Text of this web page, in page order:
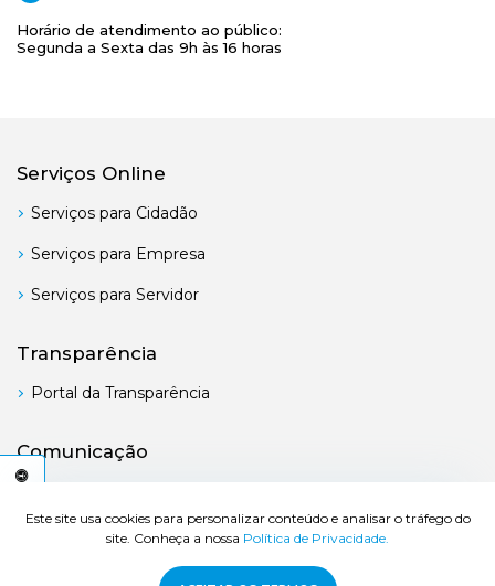
Este site usa cookies para personalizar conteúdo e analisar o tráfego do
site. Conheça a nossa Política de Privacidade.
A
Horário de atendimento ao público:
Segunda a Sexta das 9h às 16 horas
Serviços Online
Serviços para Cidadão
Serviços para Empresa
Serviços para Servidor
Transparência
Portal da Transparência
Comunicação
© 2026 Prefeitura de Bertioga - Todos os direitos reservados.